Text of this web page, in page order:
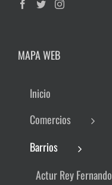
MAPA WEB
Inicio
Comercios
Barrios
Actur Rey Fernando